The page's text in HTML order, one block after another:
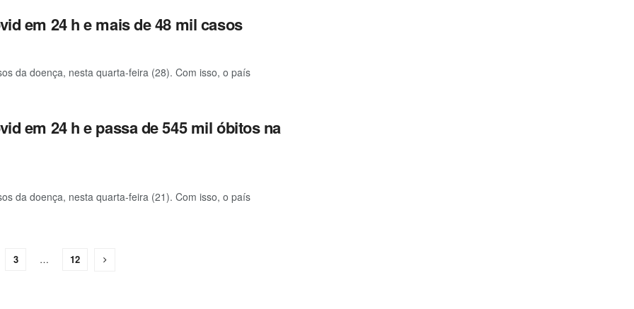
em 24 h e mais de 48 mil casos
da doença, nesta quarta-feira (28). Com isso, o país
em 24 h e passa de 545 mil óbitos na
da doença, nesta quarta-feira (21). Com isso, o país
3 … 12